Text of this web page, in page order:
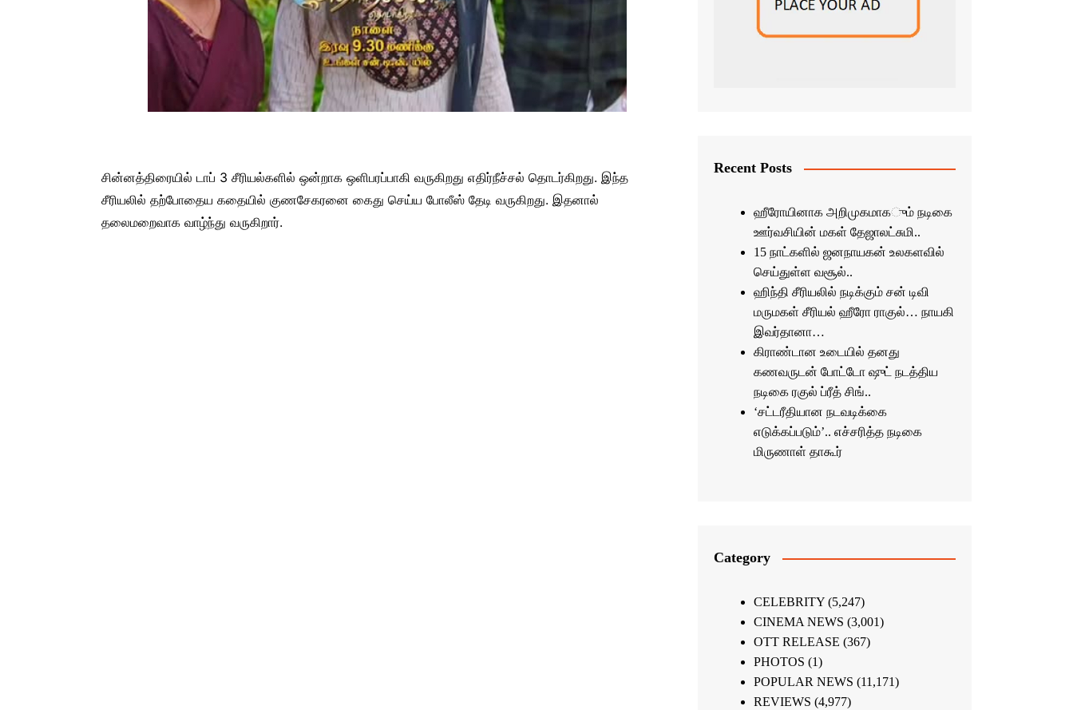
சின்னத்திரையில் டாப் 3 சீரியல்களில் ஒன்றாக ஒளிபரப்பாகி வருகிறது எதிர்நீச்சல் தொடர்கிறது. இந்த
சீரியலில் தற்போதைய கதையில் குணசேகரனை கைது செய்ய போலீஸ் தேடி வருகிறது. இதனால்
தலைமறைவாக வாழ்ந்து வருகிறார்.
Recent Posts
ஹீரோயினாக அறிமுகமாகும் நடிகை
ஊர்வசியின் மகள் தேஜாலட்சுமி..
15 நாட்களில் ஜனநாயகன் உலகளவில்
செய்துள்ள வசூல்..
ஹிந்தி சீரியலில் நடிக்கும் சன் டிவி
மருமகள் சீரியல் ஹீரோ ராகுல்… நாயகி
இவர்தானா…
கிராண்டான உடையில் தனது
கணவருடன் போட்டோ ஷுட் நடத்திய
நடிகை ரகுல் ப்ரீத் சிங்..
‘சட்டரீதியான நடவடிக்கை
எடுக்கப்படும்’.. எச்சரித்த நடிகை
மிருணாள் தாகூர்
Category
CELEBRITY(5,247)
CINEMA NEWS (3,001)
OTT RELEASE (367)
PHOTOS (1)
POPULAR NEWS (11,171)
REVIEWS (4,977)